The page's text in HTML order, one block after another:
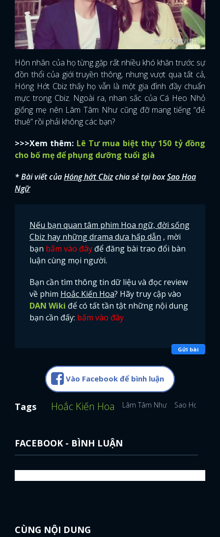
Hôn nhân của họ từng gặp rất nhiều khó khăn trước sự
đồn thổi của giới truyền thông, nhưng vượt qua tất cả,
Hóng Hớt Cbiz thấy họ vẫn là một gia đình đầy chuẩn
mực trong Cbiz. Ngoài ra, nhan sắc của Cá Heo Nhỏ
giống mẹ nên Lâm Tâm Như cũng đỡ mang tiếng “đẻ
thuê” rồi phải không các bạn?
>>>Xem thêm: Lê Tư mua biệt thự 150 tỷ đồng
cho bố mẹ để phụng dưỡng tuổi già
* Bài viết củaHóng hớt Cbizchia sẻ tại boxSao Hoa
Ngữ
Nếu bạn quan tâm phim Hoa ngữ, đời sống
Cbiz hay những drama dưa hấp dẫn , mời
bạn bấm vào đây để đăng bài trao đổi bàn
luận cùng mọi người.
Bạn cần tìm thông tin dữ liệu và đọc review
về phim Hoắc Kiến Hoa? Hãy truy cập vào
DAN Wiki để có tất tần tật những nội dung
bạn cần đấy: bấm vào đây
Gửi bài
Vào Facebook để bình luận
Tags Hoắc Kiến Hoa Lâm Tâm Như Sao Hoa Ngữ
FACEBOOK - BÌNH LUẬN
CÙNG NỘI DUNG